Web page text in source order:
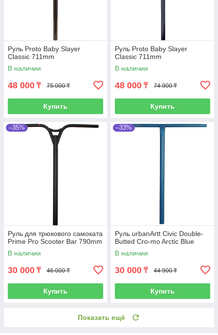
Руль Proto Baby Slayer
Classic 711mm
В наличии
48 000 ₸ 75 000 ₸
Купить
Руль Proto Baby Slayer
Classic 711mm
В наличии
48 000 ₸ 74 900 ₸
Купить
–35%
Руль для трюкового самоката
Prime Pro Scooter Bar 790mm
В наличии
30 000 ₸ 46 000 ₸
Купить
–33%
Руль urbanArtt Civic Double-
Butted Cro-mo Arctic Blue
В наличии
30 000 ₸ 44 900 ₸
Купить
Показать ещё